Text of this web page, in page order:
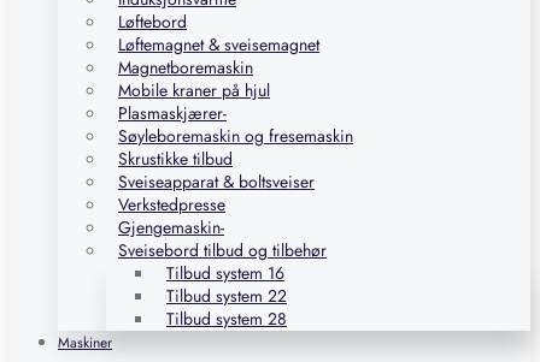
Løftebord
Løftemagnet & sveisemagnet
Magnetboremaskin
Mobile kraner på hjul
Plasmaskjærer-
Søyleboremaskin og fresemaskin
Skrustikke tilbud
Sveiseapparat & boltsveiser
Verkstedpresse
Gjengemaskin-
Sveisebord tilbud og tilbehør
Tilbud system 16
Tilbud system 22
Tilbud system 28
Maskiner